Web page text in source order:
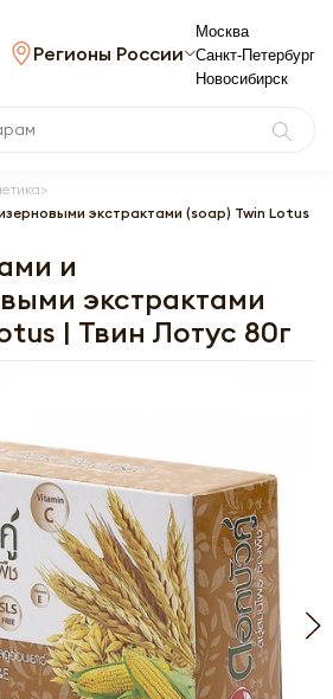
Регионы России
Москва
Санкт-Петербург
Новосибирск
экстрактами (soap) Twin Lotus
и
экстрактами
| Твин Лотус 80г